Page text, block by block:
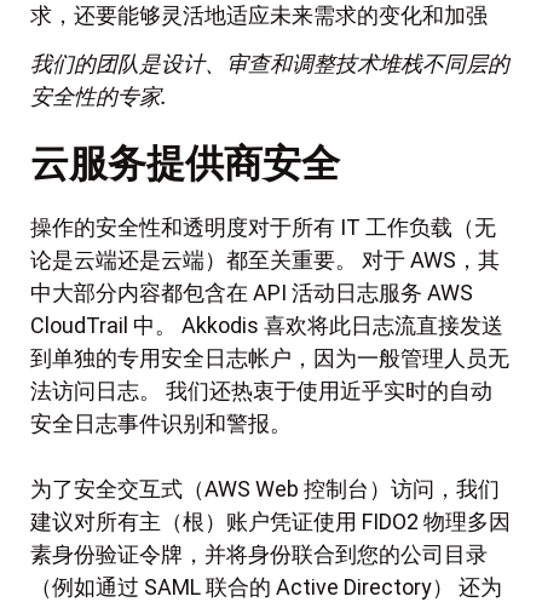
求，还要能够灵活地适应未来需求的变化和加强
我们的团队是设计、审查和调整技术堆栈不同层的
安全性的专家.
云服务提供商安全
操作的安全性和透明度对于所有 IT 工作负载（无
论是云端还是云端）都至关重要。 对于 AWS，其
中大部分内容都包含在 API 活动日志服务 AWS
CloudTrail 中。 Akkodis 喜欢将此日志流直接发送
到单独的专用安全日志帐户，因为一般管理人员无
法访问日志。 我们还热衷于使用近乎实时的自动
安全日志事件识别和警报。
为了安全交互式（AWS Web 控制台）访问，我们
建议对所有主（根）账户凭证使用 FIDO2 物理多因
素身份验证令牌，并将身份联合到您的公司目录
（例如通过 SAML 联合的 Active Directory） 还为